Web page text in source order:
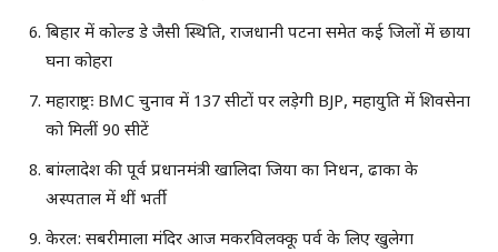
बिहार में कोल्ड डे जैसी स्थिति, राजधानी पटना समेत कई जिलों में छाया
घना कोहरा
महाराष्ट्रः BMC चुनाव में 137 सीटों पर लड़ेगी BJP, महायुति में शिवसेना
को मिलीं 90 सीटें
बांग्लादेश की पूर्व प्रधानमंत्री खालिदा जिया का निधन, ढाका के
अस्पताल में थीं भर्ती
केरल: सबरीमाला मंदिर आज मकरविलक्कू पर्व के लिए खुलेगा